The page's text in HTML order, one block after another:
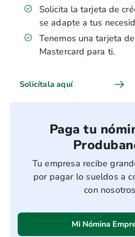
Solicita la tarjeta de
se adapte a tus
Tenemos una tarjeta
Mastercard para ti.
Solicítala aquí
Paga tu
Tu empresa recibe
por pagar lo sueldos a
con nosotros
Mi Nómina